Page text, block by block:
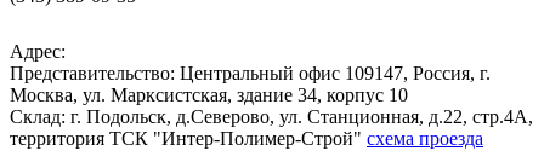
Адрес:
Представительство: Центральный офис 109147, Россия, г.
Москва, ул. Марксистская, здание 34, корпус 10
Cклад: г. Подольск, д.Северово, ул. Станционная, д.22, стр.4А,
территория ТСК "Интер-Полимер-Строй" схема проезда